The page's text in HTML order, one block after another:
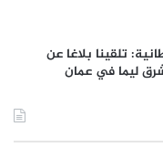
تلقينا بلاغا عن